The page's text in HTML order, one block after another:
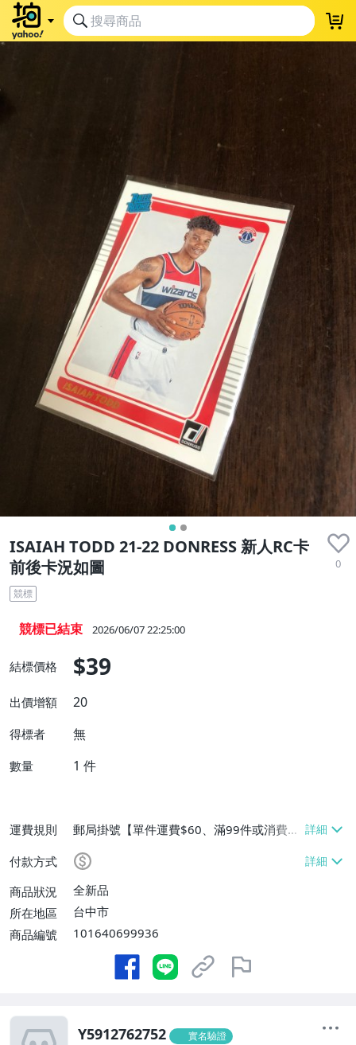
ISAIAH TODD 21-22 DONRESS 新人RC卡
前後卡況如圖
0
競標
競標已結束 2026/06/07 22:25:00
結標價格 $39
出價增額 20
得標者 無
數量 1 件
運費規則
郵局掛號【單件運費$60、滿99件或消費滿
$9999免運費】
付款方式
商品狀況
全新品
所在地區
台中市
商品編號
101640699936
Y5912762752 實名驗證